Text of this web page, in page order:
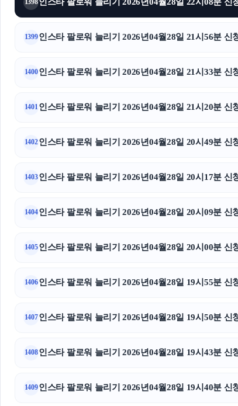
1398인스타 팔로워 늘리기 2026년04월28일 22시08분 신
1399인스타 팔로워 늘리기 2026년04월28일 21시56분 신
1400인스타 팔로워 늘리기 2026년04월28일 21시33분 신
1401인스타 팔로워 늘리기 2026년04월28일 21시20분 신
1402인스타 팔로워 늘리기 2026년04월28일 20시49분 신
1403인스타 팔로워 늘리기 2026년04월28일 20시17분 신
1404인스타 팔로워 늘리기 2026년04월28일 20시09분 신
1405인스타 팔로워 늘리기 2026년04월28일 20시00분 신
1406인스타 팔로워 늘리기 2026년04월28일 19시55분 신
1407인스타 팔로워 늘리기 2026년04월28일 19시50분 신
1408인스타 팔로워 늘리기 2026년04월28일 19시43분 신
1409인스타 팔로워 늘리기 2026년04월28일 19시40분 신